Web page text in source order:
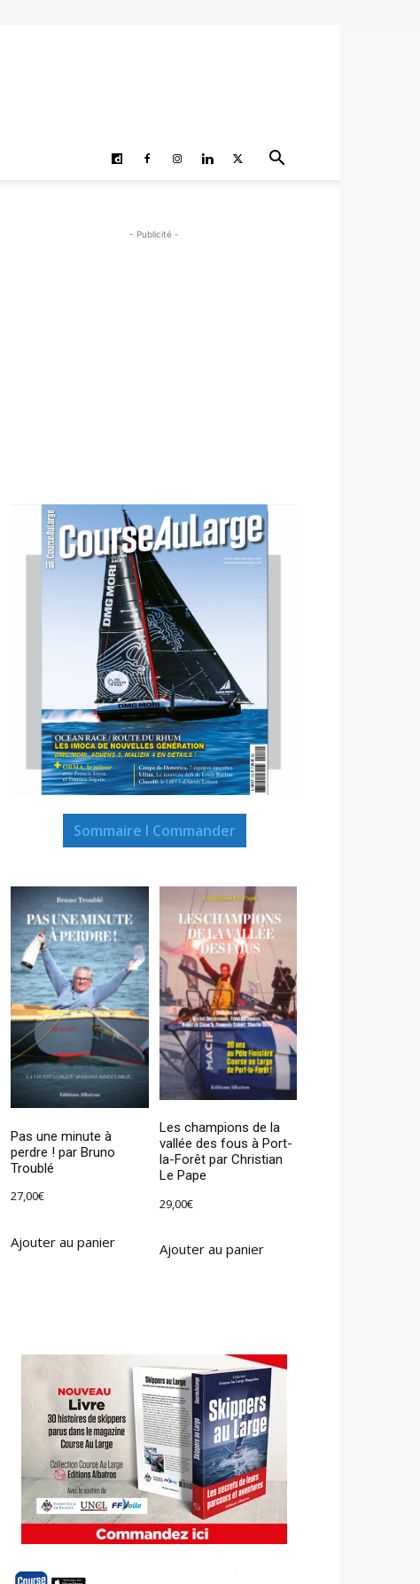
- Publicité -
Sommaire I Commander
Pas une minute à
perdre ! par Bruno
Troublé
27,00€
Ajouter au panier
Les champions de la
vallée des fous à Port-
la-Forêt par Christian
Le Pape
29,00€
Ajouter au panier